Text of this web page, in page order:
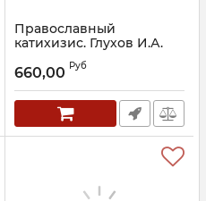
Православный
катихизис. Глухов И.А.
23187
660,00 Руб